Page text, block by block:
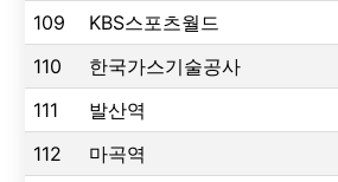
109
KBS스포츠월드
110
한국가스기술공사
111
발산역
112
마곡역